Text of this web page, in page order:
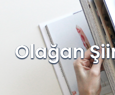
Olağan